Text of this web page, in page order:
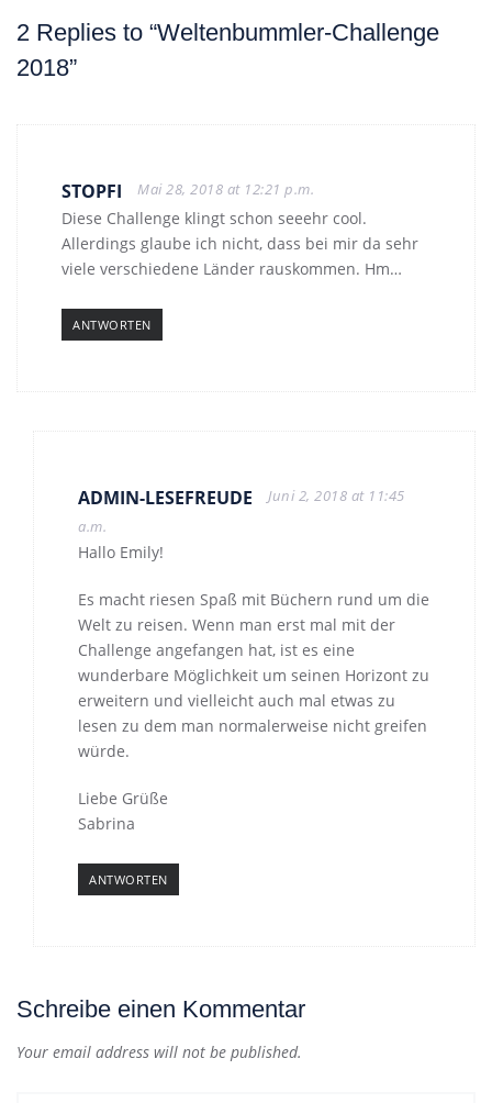
2 Replies to “Weltenbummler-Challenge
2018”
STOPFI Mai 28, 2018 at 12:21 p.m.
Diese Challenge klingt schon seeehr cool.
Allerdings glaube ich nicht, dass bei mir da sehr
viele verschiedene Länder rauskommen. Hm…
ANTWORTEN
ADMIN-LESEFREUDE
Juni 2, 2018 at 11:45
a.m.
Hallo Emily!
Es macht riesen Spaß mit Büchern rund um die
Welt zu reisen. Wenn man erst mal mit der
Challenge angefangen hat, ist es eine
wunderbare Möglichkeit um seinen Horizont zu
erweitern und vielleicht auch mal etwas zu
lesen zu dem man normalerweise nicht greifen
würde.
Liebe Grüße
Sabrina
ANTWORTEN
Schreibe einen Kommentar
Your email address will not be published.